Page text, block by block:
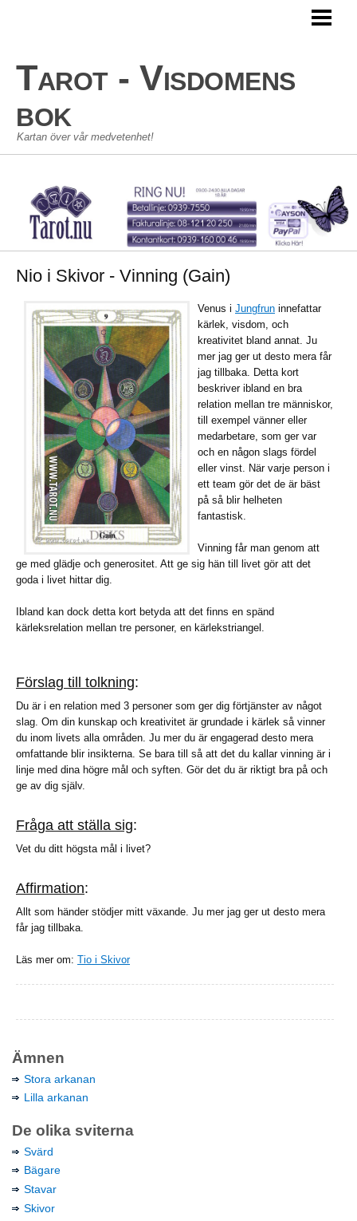
STORA ARKANAN
LILLA ARKANAN
GÄSTBOK
Tarot - Visdomens
bok
Kartan över vår medvetenhet!
Nio i Skivor - Vinning (Gain)
Venus i Jungfrun innefattar
kärlek, visdom, och
kreativitet bland annat. Ju
mer jag ger ut desto mera får
jag tillbaka. Detta kort
beskriver ibland en bra
relation mellan tre människor,
till exempel vänner eller
medarbetare, som ger var
och en någon slags fördel
eller vinst. När varje person i
ett team gör det de är bäst
på så blir helheten
fantastisk.
Vinning får man genom att
ge med glädje och generositet. Att ge sig hän till livet gör att det
goda i livet hittar dig.
Ibland kan dock detta kort betyda att det finns en spänd
kärleksrelation mellan tre personer, en kärlekstriangel.
Förslag till tolkning:
Du är i en relation med 3 personer som ger dig förtjänster av något
slag. Om din kunskap och kreativitet är grundade i kärlek så vinner
du inom livets alla områden. Ju mer du är engagerad desto mera
omfattande blir insikterna. Se bara till så att det du kallar vinning är i
linje med dina högre mål och syften. Gör det du är riktigt bra på och
ge av dig själv.
Fråga att ställa sig:
Vet du ditt högsta mål i livet?
Affirmation:
Allt som händer stödjer mitt växande. Ju mer jag ger ut desto mera
får jag tillbaka.
Läs mer om: Tio i Skivor
Ämnen
Stora arkanan
Lilla arkanan
De olika sviterna
Svärd
Bägare
Stavar
Skivor